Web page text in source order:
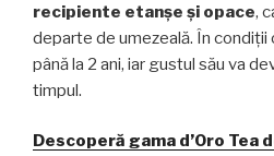
recipiente etanșe și opace,
departe de umezeală. În
până la 2 ani, iar gustul său va
timpul.
Descoperă gama d’Oro Tea